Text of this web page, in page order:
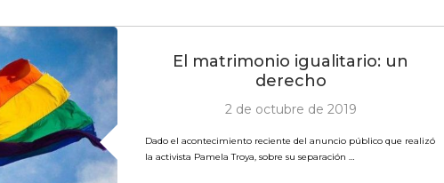
El matrimonio igualitario: un
derecho
2 de octubre de 2019
Dado el acontecimiento reciente del anuncio público que realizó
la activista Pamela Troya, sobre su separación …